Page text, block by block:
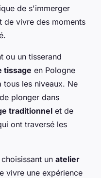
de s'immerger
de vivre des moments
ou un tisserand
tissage en Pologne
tous les niveaux. Ne
plonger dans
traditionnel et de
ont traversé les
un atelier
vivre une expérience